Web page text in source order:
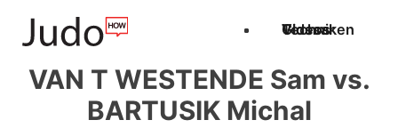
Techniken
Videos
Glossar
VAN T WESTENDE Sam vs.
BARTUSIK Michal